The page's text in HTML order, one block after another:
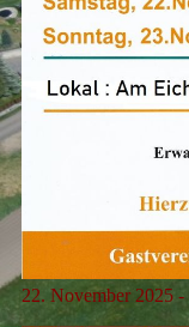
22. November 2025 -